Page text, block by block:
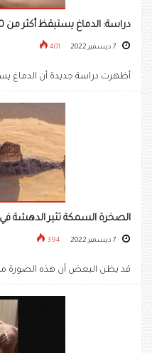
دراسة: الدماغ يستيقظ أكثر من 100 مرّة في الليلة
401
أظهرت دراسة جديدة أن الدماغ يستيقظ
الصخرة السمكة تثير الدهشة
394
قد يظن البعض أن هذه الصورة